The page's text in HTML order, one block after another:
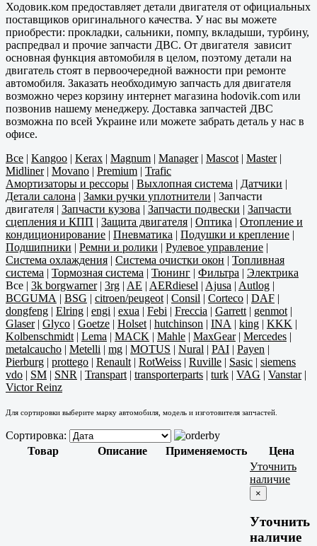
Ходовик.ком предоставляет детали двигателя от официальных
поставщиков оригинального качества. У нас вы можете
приобрести: прокладки, сальники, помпу, вкладыши, турбину,
распредвал и прочие запчасти ДВС. От двигателя зависит
основная функция автомобиля в целом, поэтому детали на
двигатель стоят в первоочередной важности при ремонте
автомобиля. Заказать необходимую запчасть для двигателя
возможно через корзину интернет магазина hodovik.com или
позвонив нашему менеджеру. Доставка запчастей ДВС
возможна по всей Украине или можете забрать деталь у нас в
офисе.
Все | Kangoo | Kerax | Magnum | Manager| Mascot | Master|
Midliner| Movano | Premium | Trafic
Амортизаторы и рессоры | Выхлопная система | Датчики |
Детали салона | Замки ручки уплотнители | Запчасти
двигателя | Запчасти кузова | Запчасти подвески | Запчасти
сцепления и КПП | Защита двигателя | Оптика | Отопление и
кондиционирование | Пневматика | Подушки и крепление |
Подшипники | Ремни и ролики | Рулевое управление |
Система охлаждения | Система очистки окон | Топливная
система | Тормозная система | Тюнинг | Фильтра | Электрика
Все | 3k borgwarner| 3rg | AE | AERdiesel | Ajusa | Autlog |
BCGUMA | BSG | citroen/peugeot | Consil | Corteco | DAF |
dongfeng | Elring | engi | exua | Febi | Freccia | Garrett | genmot |
Glaser| Glyco | Goetze | Holset | hutchinson | INA | king | KKK |
Kolbenschmidt | Lema | MACK | Mahle | MaxGear| Mercedes |
metalcaucho | Metelli | mg | MOTUS | Nural | PAI | Payen |
Pierburg | prottego | Renault | RotWeiss | Ruville | Sasic | siemens
vdo | SM | SNR | Transpart | transporterparts | turk | VAG | Vanstar|
Victor Reinz
Для сортировки выберите марку автомобиля, модель и изготовителя запчастей.
Сортировка:
Товар
Описание Применяемость Цена
Уточнить
наличие
×
Уточнить
наличие